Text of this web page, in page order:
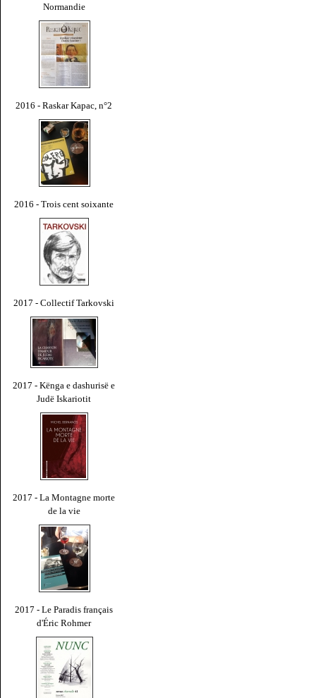
Normandie
2016 - Raskar Kapac, n°2
2016 - Trois cent soixante
2017 - Collectif Tarkovski
2017 - Kënga e dashurisë e
Judë Iskariotit
2017 - La Montagne morte
de la vie
2017 - Le Paradis français
d'Éric Rohmer